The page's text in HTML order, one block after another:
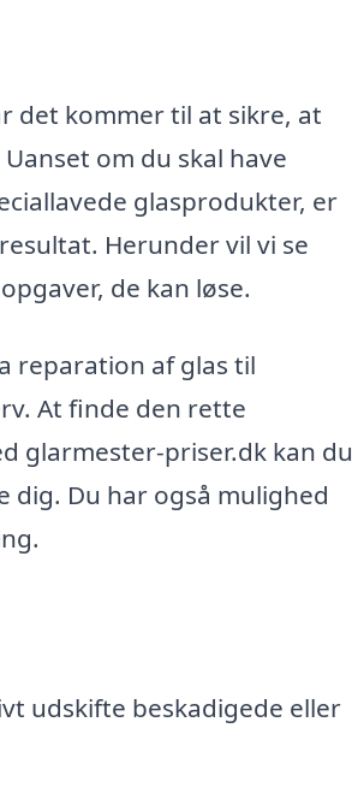
det kommer til at sikre, at
om du skal have
glasprodukter, er
Herunder vil vi se
de kan løse.
reparation af glas til
At finde den rette
glarmester-priser.dk kan du
Du har også mulighed
udskifte beskadigede eller